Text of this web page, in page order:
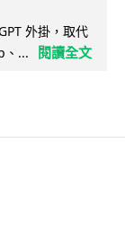
外掛，取代
、...
閱讀全文